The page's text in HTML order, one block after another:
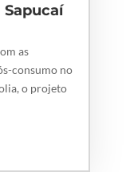
as
consumo no
o projeto